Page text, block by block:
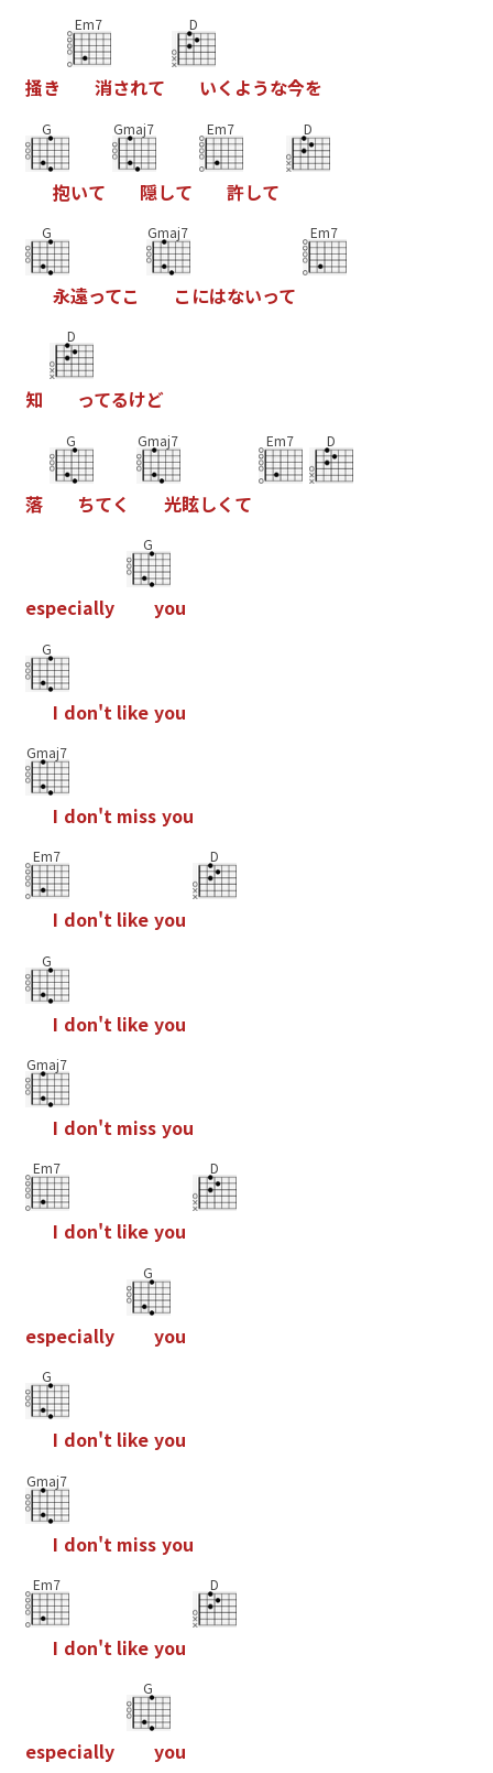
掻き
Em7
消されて
D
いく ような今を
G
抱いて
Gmaj7
隠して
Em7
許して
D
G
永遠ってこ
Gmaj7
こ にはないって
Em7
知
D
ってるけど
落
G
ちてく
Gmaj7
光眩しく て
Em7 D
especially
G
you
G
I don't like you
Gmaj7
I don't miss you
Em7
I don't like you
D
G
I don't like you
Gmaj7
I don't miss you
Em7
I don't like you
D
especially
G
you
G
I don't like you
Gmaj7
I don't miss you
Em7
I don't like you
D
especially
G
you